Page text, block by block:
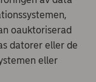
oauktoriserad
datorer eller de
eller